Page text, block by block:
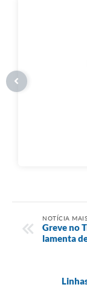
NOTÍCIA
Greve no
lamenta